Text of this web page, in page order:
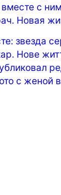
с
Новая
звезда
Нове
с женой